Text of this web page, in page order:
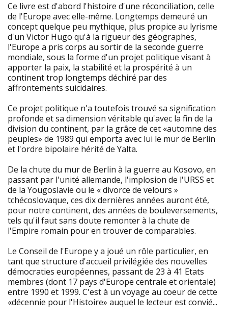
Ce livre est d'abord l'histoire d'une réconciliation, celle
de l'Europe avec elle-même. Longtemps demeuré un
concept quelque peu mythique, plus propice au lyrisme
d'un Victor Hugo qu'à la rigueur des géographes,
l'Europe a pris corps au sortir de la seconde guerre
mondiale, sous la forme d'un projet politique visant à
apporter la paix, la stabilité et la prospérité à un
continent trop longtemps déchiré par des
affrontements suicidaires.
Ce projet politique n'a toutefois trouvé sa signification
profonde et sa dimension véritable qu'avec la fin de la
division du continent, par la grâce de cet «automne des
peuples» de 1989 qui emporta avec lui le mur de Berlin
et l'ordre bipolaire hérité de Yalta.
De la chute du mur de Berlin à la guerre au Kosovo, en
passant par l'unité allemande, l'implosion de l'URSS et
de la Yougoslavie ou le « divorce de velours »
tchécoslovaque, ces dix dernières années auront été,
pour notre continent, des années de bouleversements,
tels qu'il faut sans doute remonter à la chute de
l'Empire romain pour en trouver de comparables.
Le Conseil de l'Europe y a joué un rôle particulier, en
tant que structure d'accueil privilégiée des nouvelles
démocraties européennes, passant de 23 à 41 Etats
membres (dont 17 pays d'Europe centrale et orientale)
entre 1990 et 1999. C'est à un voyage au coeur de cette
«décennie pour l'Histoire» auquel le lecteur est convié...